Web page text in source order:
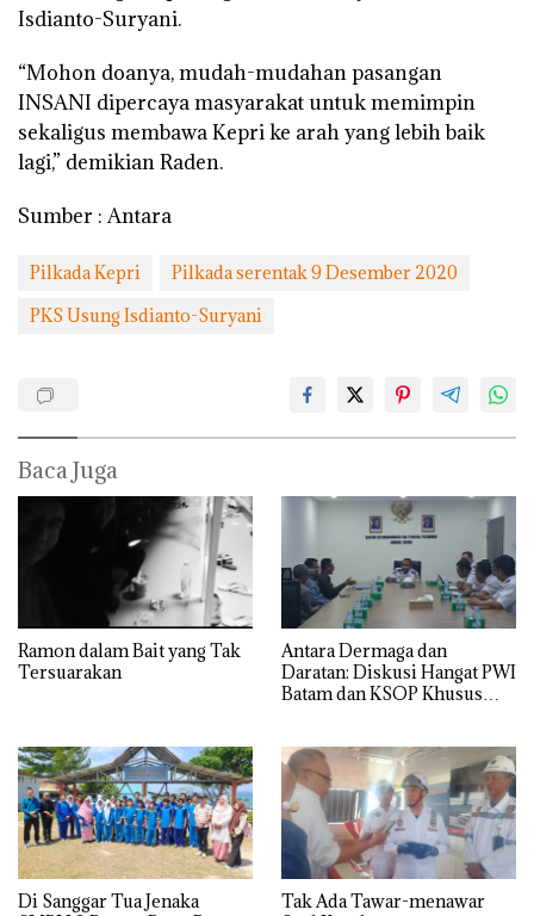
Isdianto-Suryani.
“Mohon doanya, mudah-mudahan pasangan
INSANI dipercaya masyarakat untuk memimpin
sekaligus membawa Kepri ke arah yang lebih baik
lagi,” demikian Raden.
Sumber : Antara
Pilkada Kepri
Pilkada serentak 9 Desember 2020
PKS Usung Isdianto-Suryani
Baca Juga
Ramon dalam Bait yang Tak
Tersuarakan
Antara Dermaga dan
Daratan: Diskusi Hangat PWI
Batam dan KSOP Khusus
Di Sanggar Tua Jenaka
Tak Ada Tawar-menawar